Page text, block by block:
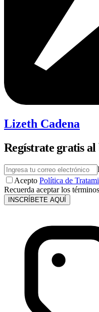
Lizeth Cadena
Regístrate gratis
Acepto Política de
Recuerda aceptar los
INSCRÍBETE AQUÍ